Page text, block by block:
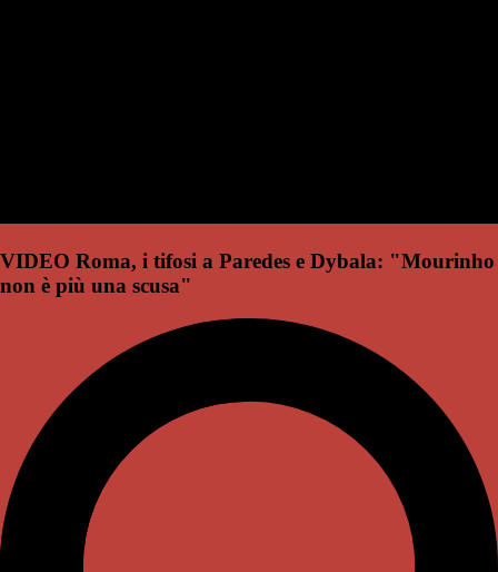
VIDEO Roma, i tifosi a Paredes e Dybala: "Mourinho
non è più una scusa"